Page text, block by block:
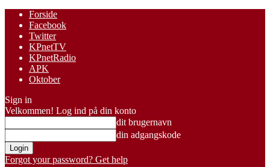
Forside
Facebook
Twitter
KPnetTV
KPnetRadio
APK
Oktober
Sign in
Velkommen! Log ind på din konto
dit brugernavn
din adgangskode
Forgot your password? Get help